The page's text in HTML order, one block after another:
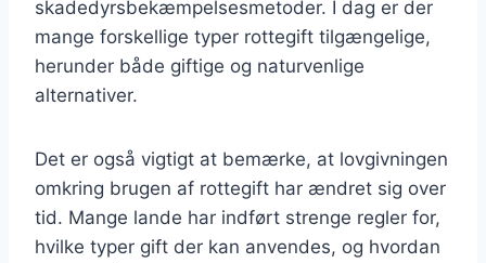
skadedyrsbekæmpelsesmetoder. I dag er der
mange forskellige typer rottegift tilgængelige,
herunder både giftige og naturvenlige
alternativer.
Det er også vigtigt at bemærke, at lovgivningen
omkring brugen af rottegift har ændret sig over
tid. Mange lande har indført strenge regler for,
hvilke typer gift der kan anvendes, og hvordan